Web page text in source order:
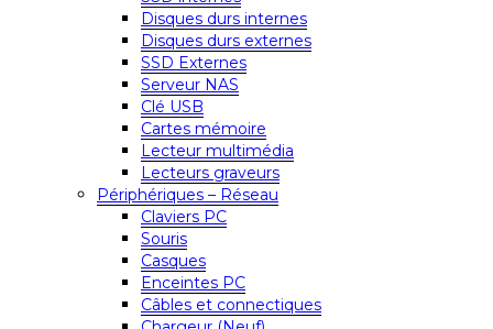
Disques durs internes
Disques durs externes
SSD Externes
Serveur NAS
Clé USB
Cartes mémoire
Lecteur multimédia
Lecteurs graveurs
Périphériques – Réseau
Claviers PC
Souris
Casques
Enceintes PC
Câbles et connectiques